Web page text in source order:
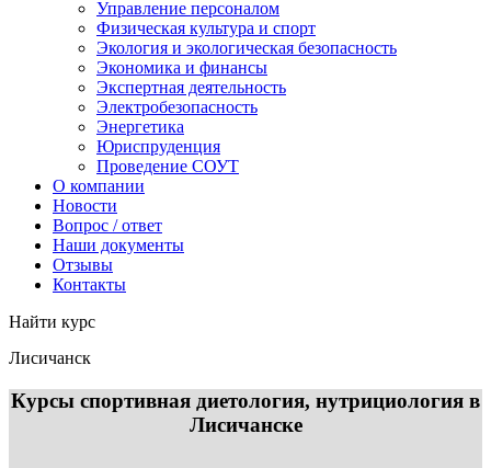
Управление персоналом
Физическая культура и спорт
Экология и экологическая безопасность
Экономика и финансы
Экспертная деятельность
Электробезопасность
Энергетика
Юриспруденция
Проведение СОУТ
О компании
Новости
Вопрос / ответ
Наши документы
Отзывы
Контакты
Найти курс
Лисичанск
Курсы спортивная диетология, нутрициология в
Лисичанске